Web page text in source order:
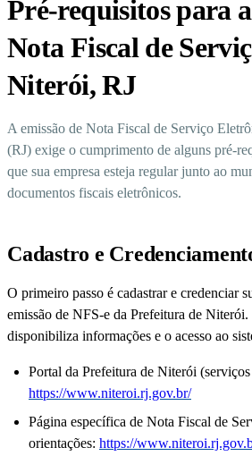
Pré-requisitos para
Nota Fiscal de
Niterói, RJ
A emissão de Nota Fiscal de Serviço
(RJ) exige o cumprimento de alguns pré-
que sua empresa esteja regular junto ao
documentos fiscais eletrônicos.
Cadastro e
O primeiro passo é cadastrar e credenciar
emissão de NFS-e da Prefeitura de
disponibiliza informações e o acesso ao
Portal da Prefeitura de Niterói
https://www.niteroi.rj.gov.br/
Página específica de Nota Fiscal de
orientações: https://